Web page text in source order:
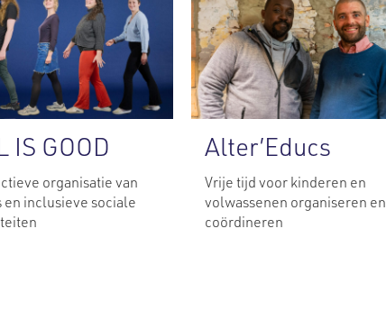
IS GOOD
organisatie van
en inclusieve sociale
Alter’Educs
Vrije tijd voor kinderen en
volwassenen organiseren en
coördineren